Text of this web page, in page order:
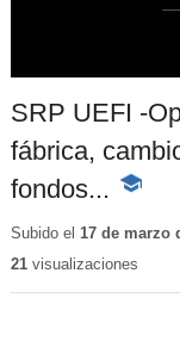
SRP UEFI -
fábrica,
fondos...
-
Subido el 17 de marzo
21visualizaciones